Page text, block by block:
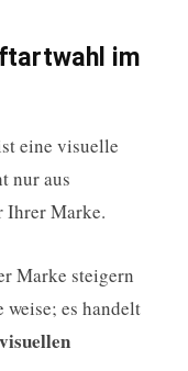
im
eine visuelle
nur aus
Ihrer Marke.
Marke steigern
weise; es handelt
visuellen